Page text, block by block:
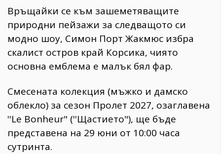
​Връщайки се към зашеметяващите
природни пейзажи за следващото си
модно шоу, Симон Порт Жакмюс избра
скалист остров край Корсика, чиято
основна емблема е малък бял фар.
​Смесената колекция (мъжко и дамско
облекло) за сезон Пролет 2027, озаглавена
''Le Bonheur" (''Щастието"), ще бъде
представена на 29 юни от 10:00 часа
сутринта.